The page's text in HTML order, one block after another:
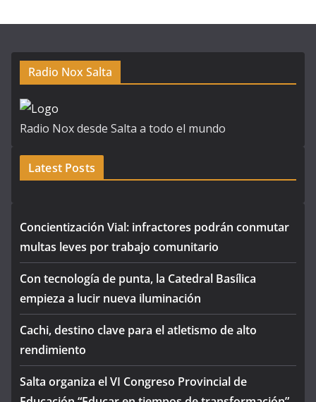
Radio Nox Salta
Radio Nox desde Salta a todo el mundo
Latest Posts
Concientización Vial: infractores podrán conmutar
multas leves por trabajo comunitario
Con tecnología de punta, la Catedral Basílica
empieza a lucir nueva iluminación
Cachi, destino clave para el atletismo de alto
rendimiento
Salta organiza el VI Congreso Provincial de